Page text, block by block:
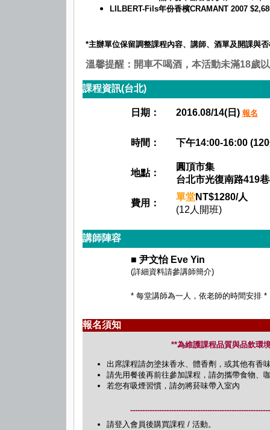
LILBERT-Fils年份香檳CRAMANT 2007
*主辦單位保留調整課程內容、講師、酒單及開課與
溫馨提醒：開車不喝酒，本活動未滿18歲
課程資訊(台北)
日期： 2016.08/14(日) 報名
時間： 下午14:00-16:00
地點：
圓頂市集
台北市光復南路419
費用：
單堂NT$1280/人
(12人開班)
講師陣容
■ 尹文怡 Eve Yin
(詳細資料請參講師簡介)
* 每堂講師為一人，依老師的時間安排 *
報名須知
**為維護課程品質與品飲環
出席課程請勿塗抹香水、體香劑，或其他有香
請先用餐後再前往參加課程，請勿攜帶食物、
若您有吸煙習慣，請勿將菸味帶入室內
請登入會員後購買課程 / 活動。